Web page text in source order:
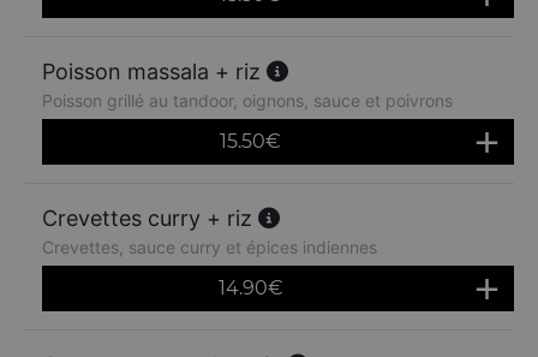
Poisson massala + riz
Poisson grillé au tandoor, oignons, sauce et poivrons
15.50€
Crevettes curry + riz
Crevettes, sauce curry et épices indiennes
14.90€